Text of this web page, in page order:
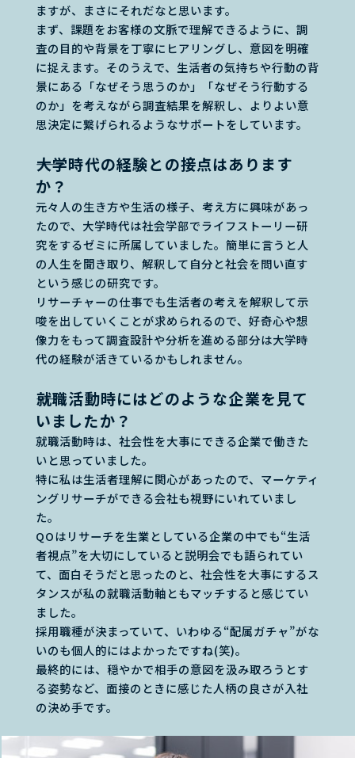
ますが、まさにそれだなと思います。
まず、課題をお客様の文脈で理解できるように、調
査の目的や背景を丁寧にヒアリングし、意図を明確
に捉えます。そのうえで、生活者の気持ちや行動の背
景にある「なぜそう思うのか」「なぜそう行動する
のか」を考えながら調査結果を解釈し、よりよい意
思決定に繋げられるようなサポートをしています。
――大学時代の経験との接点はあります
か？
元々人の生き方や生活の様子、考え方に興味があっ
たので、大学時代は社会学部でライフストーリー研
究をするゼミに所属していました。簡単に言うと人
の人生を聞き取り、解釈して自分と社会を問い直す
という感じの研究です。
リサーチャーの仕事でも生活者の考えを解釈して示
唆を出していくことが求められるので、好奇心や想
像力をもって調査設計や分析を進める部分は大学時
代の経験が活きているかもしれません。
――就職活動時にはどのような企業を見て
いましたか？
就職活動時は、社会性を大事にできる企業で働きた
いと思っていました。
特に私は生活者理解に関心があったので、マーケティ
ングリサーチができる会社も視野にいれていまし
た。
QOはリサーチを生業としている企業の中でも“生活
者視点”を大切にしていると説明会でも語られてい
て、面白そうだと思ったのと、社会性を大事にするス
タンスが私の就職活動軸ともマッチすると感じてい
ました。
採用職種が決まっていて、いわゆる“配属ガチャ”がな
いのも個人的にはよかったですね(笑)。
最終的には、穏やかで相手の意図を汲み取ろうとす
る姿勢など、面接のときに感じた人柄の良さが入社
の決め手です。